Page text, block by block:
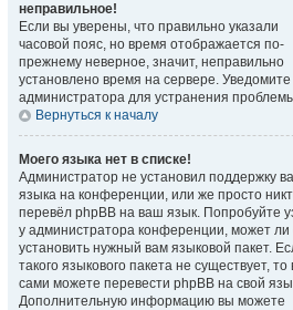
неправильное!
Если вы уверены, что правильно указали
часовой пояс, но время отображается по-
прежнему неверное, значит, неправильно
установлено время на сервере. Уведомите
администратора для устранения
Вернуться к началу
Моего языка нет в списке!
Администратор не установил поддержку
языка на конференции, или же просто
перевёл phpBB на ваш язык. Попробуйте
у администратора конференции, может ли
установить нужный вам языковой пакет.
такого языкового пакета не существует, то
сами можете перевести phpBB на свой
Дополнительную информацию вы можете